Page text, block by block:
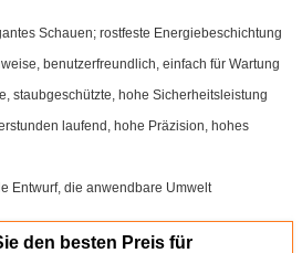
Schauen; rostfeste Energiebeschichtung
benutzerfreundlich, einfach für Wartung
staubgeschützte, hohe Sicherheitsleistung
laufend, hohe Präzision, hohes
Entwurf, die anwendbare Umwelt
den besten Preis für